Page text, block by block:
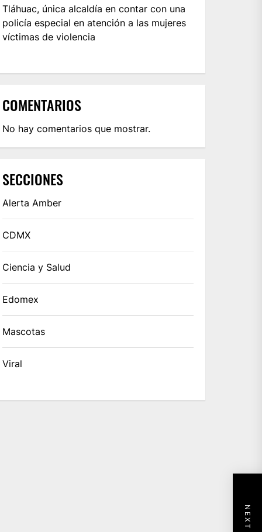
Tláhuac, única alcaldía en contar con una
policía especial en atención a las mujeres
víctimas de violencia
COMENTARIOS
No hay comentarios que mostrar.
SECCIONES
Alerta Amber
CDMX
Ciencia y Salud
Edomex
Mascotas
Viral